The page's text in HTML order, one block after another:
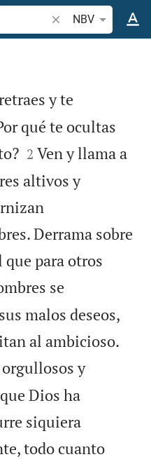
Buscar versículo
NBV
y te
qué te ocultas

2 Ven y llama a
altivos y
Derrama sobre
que para otros
se
malos deseos,
al ambicioso.
y
Dios ha
siquiera
todo cuanto